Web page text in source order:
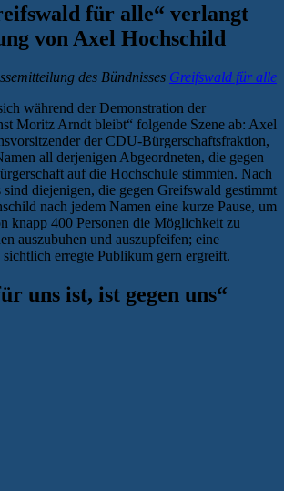
für alle“ verlangt
von Axel Hochschild
des Bündnisses Greifswald für alle
während der Demonstration der
Moritz Arndt bleibt“ folgende Szene ab: Axel
der CDU-Bürgerschaftsfraktion,
all derjenigen Abgeordneten, die gegen
auf die Hochschule stimmten. Nach
diejenigen, die gegen Greifswald gestimmt
nach jedem Namen eine kurze Pause, um
knapp 400 Personen die Möglichkeit zu
auszubuhen und auszupfeifen; eine
erregte Publikum gern ergreift.
uns ist, ist gegen uns“